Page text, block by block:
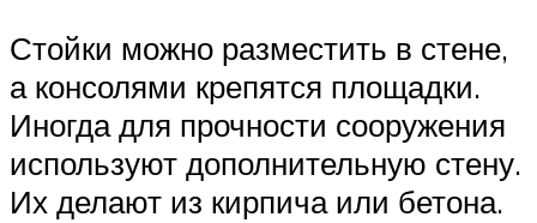
Стойки можно разместить в стене,
а консолями крепятся площадки.
Иногда для прочности сооружения
используют дополнительную стену.
Их делают из кирпича или бетона.